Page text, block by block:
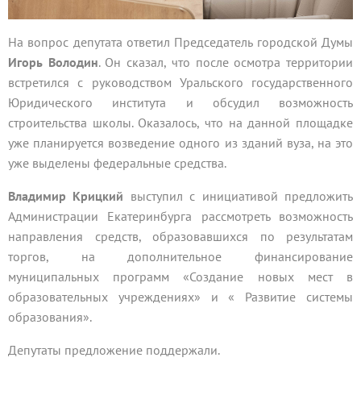
На вопрос депутата ответил Председатель городской Думы
Игорь Володин. Он сказал, что после осмотра территории
встретился с руководством Уральского государственного
Юридического института и обсудил возможность
строительства школы. Оказалось, что на данной площадке
уже планируется возведение одного из зданий вуза, на это
уже выделены федеральные средства.
Владимир Крицкий выступил с инициативой предложить
Администрации Екатеринбурга рассмотреть возможность
направления средств, образовавшихся по результатам
торгов, на дополнительное финансирование
муниципальных программ «Создание новых мест в
образовательных учреждениях» и « Развитие системы
образования».
Депутаты предложение поддержали.